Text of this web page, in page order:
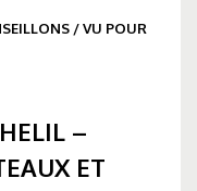
/VU POUR
–
ET